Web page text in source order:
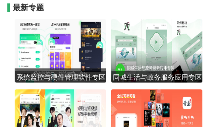
最新专题
系统监控与硬件管理软件专区 同城生活与政务服务应用专区